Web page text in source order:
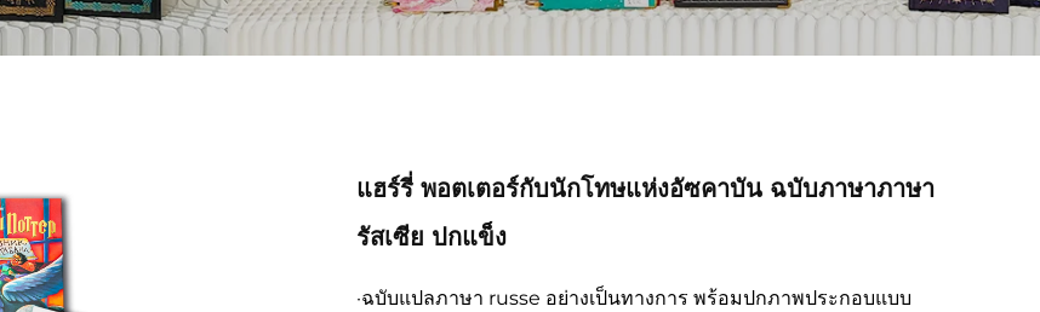
แฮร์รี่ พอตเตอร์กับนักโทษแห่งอัซคาบัน ฉบับภาษาภาษา
รัสเซีย ปกแข็ง
·ฉบับแปลภาษา russe อย่างเป็นทางการ พร้อมปกภาพประกอบแบบ